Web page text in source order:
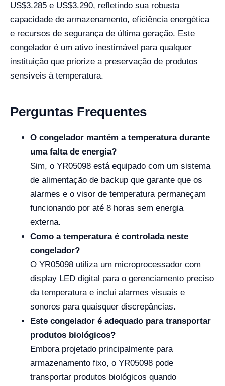
US$3.285 e US$3.290, refletindo sua robusta
capacidade de armazenamento, eficiência energética
e recursos de segurança de última geração. Este
congelador é um ativo inestimável para qualquer
instituição que priorize a preservação de produtos
sensíveis à temperatura.
Perguntas Frequentes
O congelador mantém a temperatura durante
uma falta de energia?
Sim, o YR05098 está equipado com um sistema
de alimentação de backup que garante que os
alarmes e o visor de temperatura permaneçam
funcionando por até 8 horas sem energia
externa.
Como a temperatura é controlada neste
congelador?
O YR05098 utiliza um microprocessador com
display LED digital para o gerenciamento preciso
da temperatura e inclui alarmes visuais e
sonoros para quaisquer discrepâncias.
Este congelador é adequado para transportar
produtos biológicos?
Embora projetado principalmente para
armazenamento fixo, o YR05098 pode
transportar produtos biológicos quando